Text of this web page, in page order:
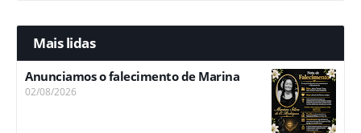
Mais lidas
Anunciamos o falecimento de Marina
02/08/2026